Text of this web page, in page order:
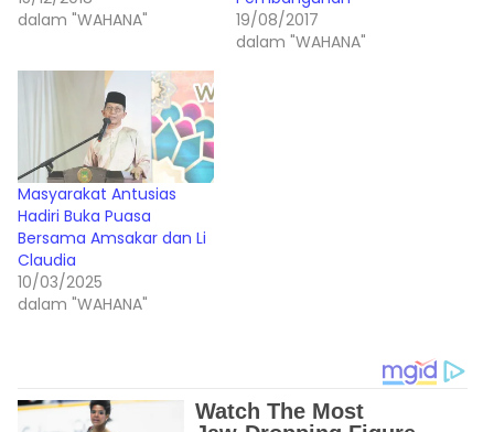
dalam "WAHANA"
19/08/2017
dalam "WAHANA"
Masyarakat Antusias
Hadiri Buka Puasa
Bersama Amsakar dan Li
Claudia
10/03/2025
dalam "WAHANA"